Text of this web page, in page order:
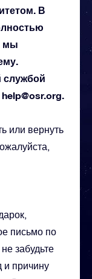
В
мы
службой
help@osr.org.
или вернуть
письмо по
забудьте
и причину